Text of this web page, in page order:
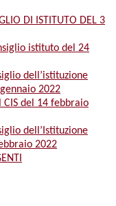
DI ISTITUTO DEL 3
istituto del 24
dell’istituzione
2022
CIS del 14 febbraio
dell’Istituzione
2022